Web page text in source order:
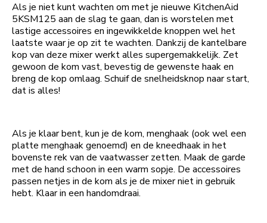
Als je niet kunt wachten om met je nieuwe KitchenAid
5KSM125 aan de slag te gaan, dan is worstelen met
lastige accessoires en ingewikkelde knoppen wel het
laatste waar je op zit te wachten. Dankzij de kantelbare
kop van deze mixer werkt alles supergemakkelijk. Zet
gewoon de kom vast, bevestig de gewenste haak en
breng de kop omlaag. Schuif de snelheidsknop naar start,
dat is alles!
Als je klaar bent, kun je de kom, menghaak (ook wel een
platte menghaak genoemd) en de kneedhaak in het
bovenste rek van de vaatwasser zetten. Maak de garde
met de hand schoon in een warm sopje. De accessoires
passen netjes in de kom als je de mixer niet in gebruik
hebt. Klaar in een handomdraai.